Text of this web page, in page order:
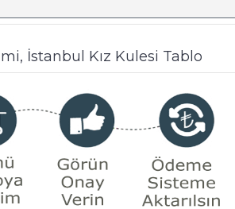
İstanbul Kız Kulesi Tablo